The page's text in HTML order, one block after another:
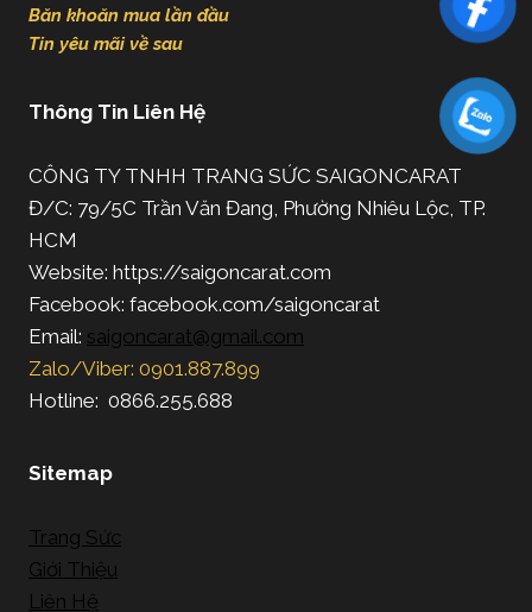
Băn khoăn mua lần đầu
Tin yêu mãi về sau
Thông Tin Liên Hệ
CÔNG TY TNHH TRANG SỨC SAIGONCARAT
Đ/C: 79/5C Trần Văn Đang, Phường Nhiêu Lộc, TP.
HCM
Website: https://saigoncarat.com
Facebook: facebook.com/saigoncarat
Email: saigoncarat@gmail.com
Zalo/Viber: 0901.887.899
Hotline: 0866.255.688
Sitemap
Trang Sức
Giới Thiệu
Liên Hệ